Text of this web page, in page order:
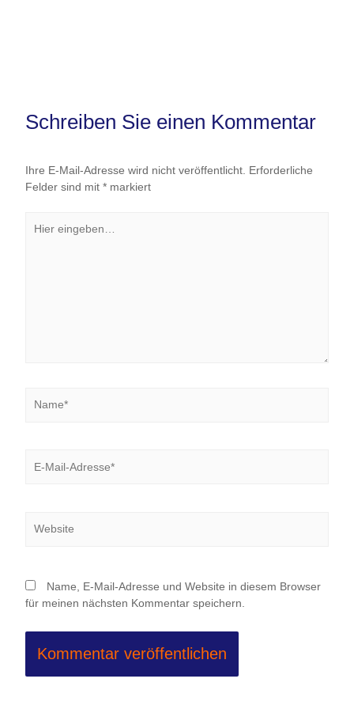
Schreiben Sie einen Kommentar
Ihre E-Mail-Adresse wird nicht veröffentlicht. Erforderliche
Felder sind mit *markiert
eingeben…
Mail-
Name, E-Mail-Adresse und Website in diesem Browser
für meinen nächsten Kommentar speichern.